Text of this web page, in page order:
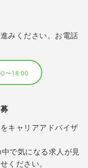
みください。お電話
〜18:00
キャリアアドバイザ
で気になる求人が見
ください。